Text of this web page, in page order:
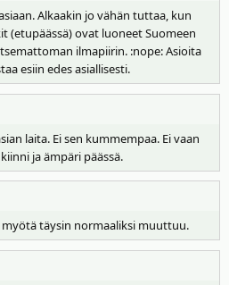
Alkaakin jo vähän tuttaa, kun
(etupäässä) ovat luoneet Suomeen
ilmapiirin. :nope: Asioita
esiin edes asiallisesti.
laita. Ei sen kummempaa. Ei vaan
ja ämpäri päässä.
täysin normaaliksi muuttuu.